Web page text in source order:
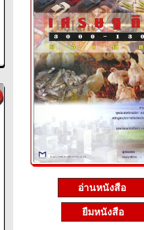
อ่านหนังสือ
ยืมหนังสือ